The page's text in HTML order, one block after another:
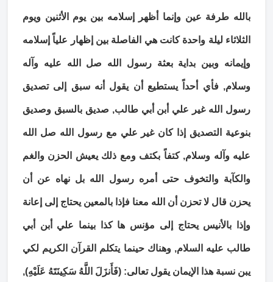
بالله طرفة عين وإنما أظهر إسلامه بين يوم الأثنين ويوم
الثلاثاء ليلة واحدة كانت هي الفاصلة بين إظهار علياً إسلامه
وإيمانه وبين بداية بعثة رسول الله صل الله عليه وآله
وسلام, فأي أحداً يستطيع أن يقول أنه سبق إلى تصديق
رسول الله غير علي أبن أبي طالب, صديق بالسبق وصديق
بنوعية التصديق إذا كان غير علي مع رسول الله صل الله
عليه وآله وسلام, كتفاً بكتف ومع ذلك يعيش الحزن والغم
والكآبة والتخوف حتى أمره رسول الله بل نهاه عن أن
يحزن قال لا تحزن أن الله معنا فإذا بالمعين يحتاج إلى إعانة
وإذا بالأنيس يحتاج إلى مؤنس ها كذا بينما علي أبن أبي
طالب عليه السلام, وهناك حينما يتكلم القرآن الكريم لكي
يبن نسبة هذا الإيمان يقول تعالى: (فَأَنزَلَ اللَّهُ سَكِينَتَهُ عَلَيْهِ),